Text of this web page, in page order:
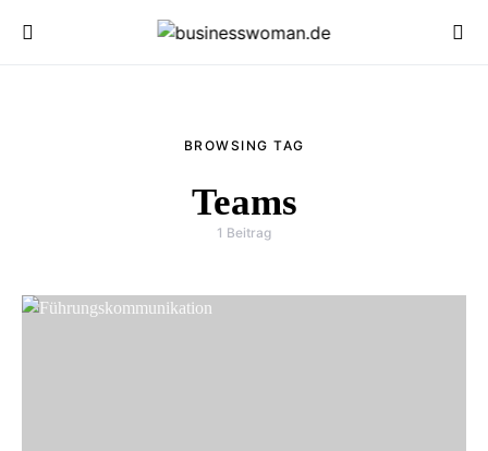
BROWSING TAG
Teams
1 Beitrag